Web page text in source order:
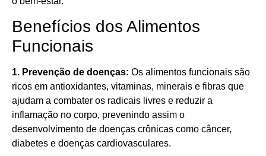
Benefícios dos Alimentos
Funcionais
1. Prevenção de doenças: Os alimentos funcionais são
ricos em antioxidantes, vitaminas, minerais e fibras que
ajudam a combater os radicais livres e reduzir a
inflamação no corpo, prevenindo assim o
desenvolvimento de doenças crônicas como câncer,
diabetes e doenças cardiovasculares.